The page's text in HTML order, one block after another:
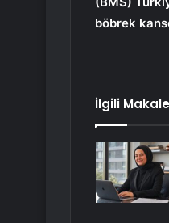
böbrek
İlgili